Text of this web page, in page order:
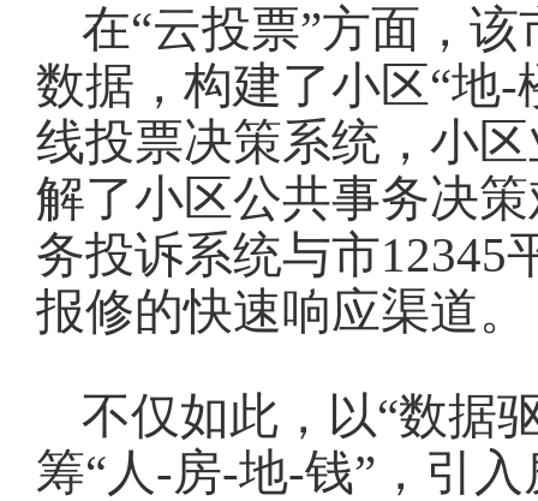
在“云投票”方面，
数据，构建了小区“地
线投票决策系统，小
解了小区公共事务决
务投诉系统与市12345
报修的快速响应渠道。
不仅如此，以“数据
筹“人-房-地-钱”，引